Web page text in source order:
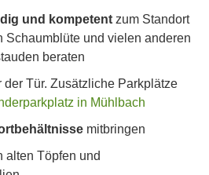
und kompetent zum Standort
Schaumblüte und vielen anderen
beraten
der Tür. Zusätzliche Parkplätze
in Mühlbach
mitbringen
alten Töpfen und